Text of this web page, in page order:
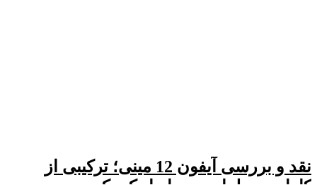
نقد و بررسی آیفون 12 مینی؛ ترکیبی از